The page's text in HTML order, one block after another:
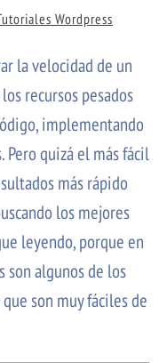
Wordpress
la velocidad de un
recursos pesados
implementando
Pero quizá el más fácil
más rápido
los mejores
leyendo, porque en
son algunos de los
son muy fáciles de